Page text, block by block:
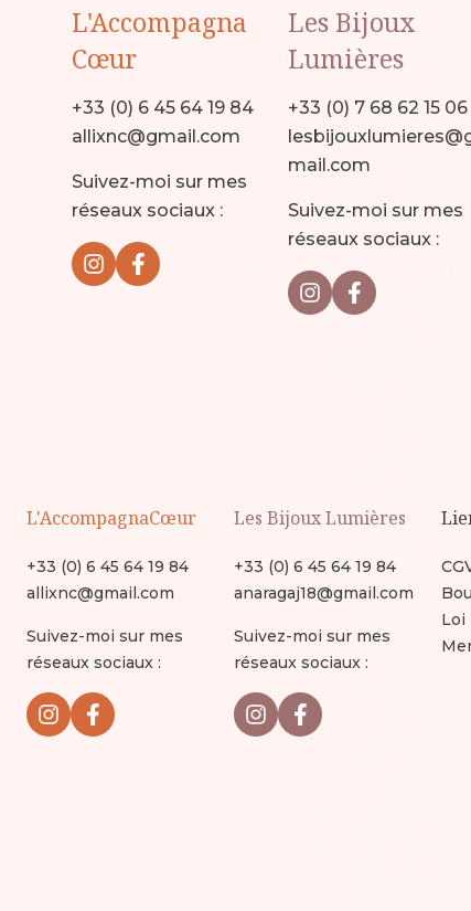
L'Accompagna
Cœur
+33 (0) 6 45 64 19 84
allixnc@gmail.com
Suivez-moi sur mes
réseaux sociaux :
Les Bijoux
Lumières
+33 (0) 7 68 62 15 06
mail.com
Suivez-moi sur mes
réseaux sociaux :
L'AccompagnaCœur
+33 (0) 6 45 64 19 84
allixnc@gmail.com
Suivez-moi sur mes
réseaux sociaux :
Les Bijoux Lumières
+33 (0) 6 45 64 19 84
anaragaj18@gmail.com
Suivez-moi sur mes
réseaux sociaux :
Loi